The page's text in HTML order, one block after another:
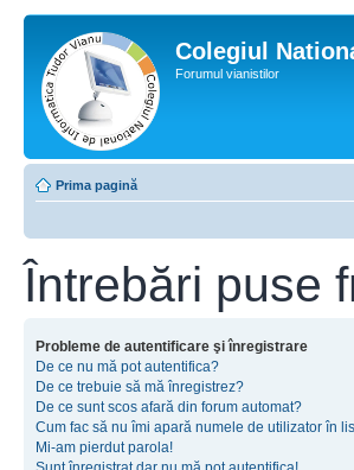
Colegiul
Forumul vianistilor
Prima pagină
Întrebări puse
Probleme de autentificare şi înregistrare
De ce nu mă pot autentifica?
De ce trebuie să mă înregistrez?
De ce sunt scos afară din forum automat?
Cum fac să nu îmi apară numele de utilizator în
Mi-am pierdut parola!